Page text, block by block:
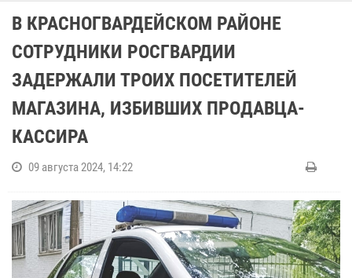
В КРАСНОГВАРДЕЙСКОМ РАЙОНЕ
СОТРУДНИКИ РОСГВАРДИИ
ЗАДЕРЖАЛИ ТРОИХ ПОСЕТИТЕЛЕЙ
МАГАЗИНА, ИЗБИВШИХ ПРОДАВЦА-
КАССИРА
09 августа 2024, 14:22